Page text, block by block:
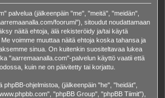
palvelua (jälkeenpäin "me", "meitä", "meidän",
foorumi"), sitoudut noudattamaan
näitä ehtoja, älä rekisteröidy ja/tai käytä
voimme muuttaa näitä ehtoja koska tahansa ja
sinua. On kuitenkin suositeltavaa lukea
"aarremaanalla.com"-palvelun käyttö vaatii että
kuin ne on päivitetty tai korjattu.
ohjelmistoa, (jälkeenpäin "he", "heidät",
"phpBB Group", "phpBB Tiimit"),